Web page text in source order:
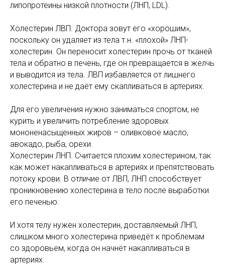
липопротеины низкой плотности (ЛНП, LDL).
Холестерин ЛВП. Доктора зовут его «хорошим»,
поскольку он удаляет из тела т.н. «плохой» ЛНП-
холестерин. Он переносит холестерин прочь от тканей
тела и обратно в печень, где он превращается в желчь
и выводится из тела. ЛВП избавляется от лишнего
холестерина и не даёт ему скапливаться в артериях.
Для его увеличения нужно заниматься спортом, не
курить и увеличить потребление здоровых
мононенасыщенных жиров – оливковое масло,
авокадо, рыба, орехи.
Холестерин ЛНП. Считается плохим холестерином, так
как может накапливаться в артериях и препятствовать
потоку крови. В отличие от ЛВП, ЛНП способствует
проникновению холестерина в тело после выработки
его печенью.
И хотя телу нужен холестерин, доставляемый ЛНП,
слишком много холестерина приведёт к проблемам
со здоровьем, когда он начнёт накапливаться в
артериях.